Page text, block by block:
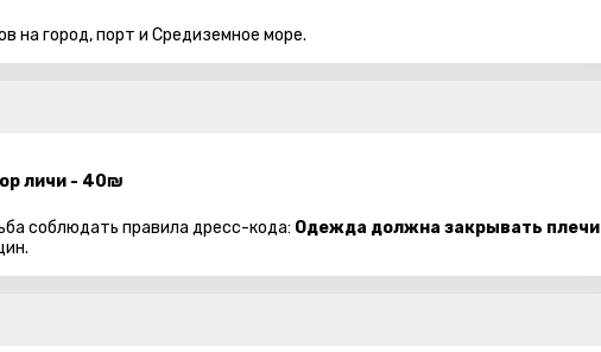
на город, порт и Средиземное море.
личи - 40₪
соблюдать правила дресс-кода: Одежда должна закрывать плечи